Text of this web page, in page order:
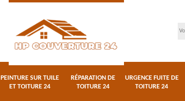
PEINTURE SUR TUILE
ET TOITURE 24
RÉPARATION DE
TOITURE 24
URGENCE FUITE DE
TOITURE 24